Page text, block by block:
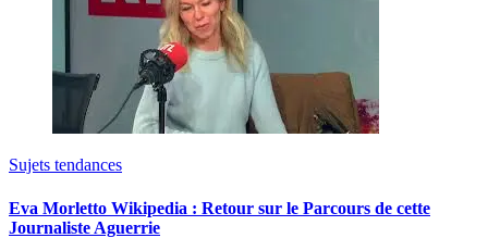
Sujets tendances
Eva Morletto Wikipedia : Retour sur le Parcours de cette
Journaliste Aguerrie